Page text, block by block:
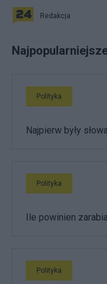
Redakcja
Polityka
Najpierw były
Polityka
Ile powinien
Polityka